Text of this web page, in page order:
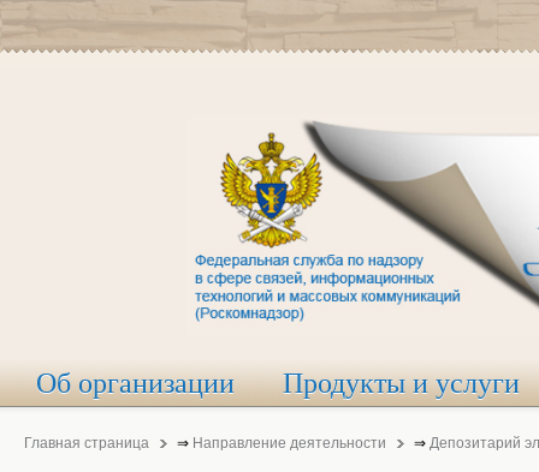
Об организации Продукты и услуги
Главная страница ⇒ Направление деятельности ⇒ Депозитарий